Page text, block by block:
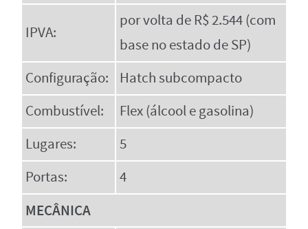
IPVA:
por volta de R$ 2.544 (com
base no estado de SP)
Configuração:
Hatch subcompacto
Combustível:
Flex (álcool e gasolina)
Lugares:
5
Portas:
4
MECÂNICA